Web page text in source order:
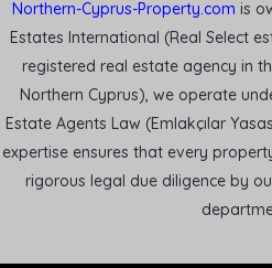
Northern-Cyprus-Property.com is
Estates International (Real Select
registered real estate agency in
Northern Cyprus), we operate
Estate Agents Law (Emlakçılar
expertise ensures that every
rigorous legal due diligence by